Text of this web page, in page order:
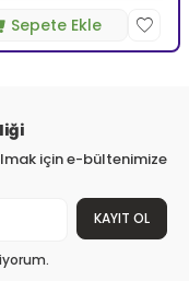
Sepete Ekle
için e-bültenimize
KAYIT OL